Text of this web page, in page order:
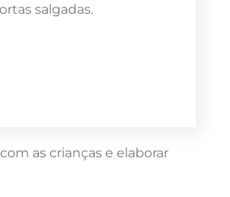
salgadas.
as crianças e elaborar